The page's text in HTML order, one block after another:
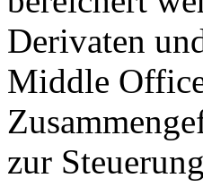
Derivaten
Middle
zur